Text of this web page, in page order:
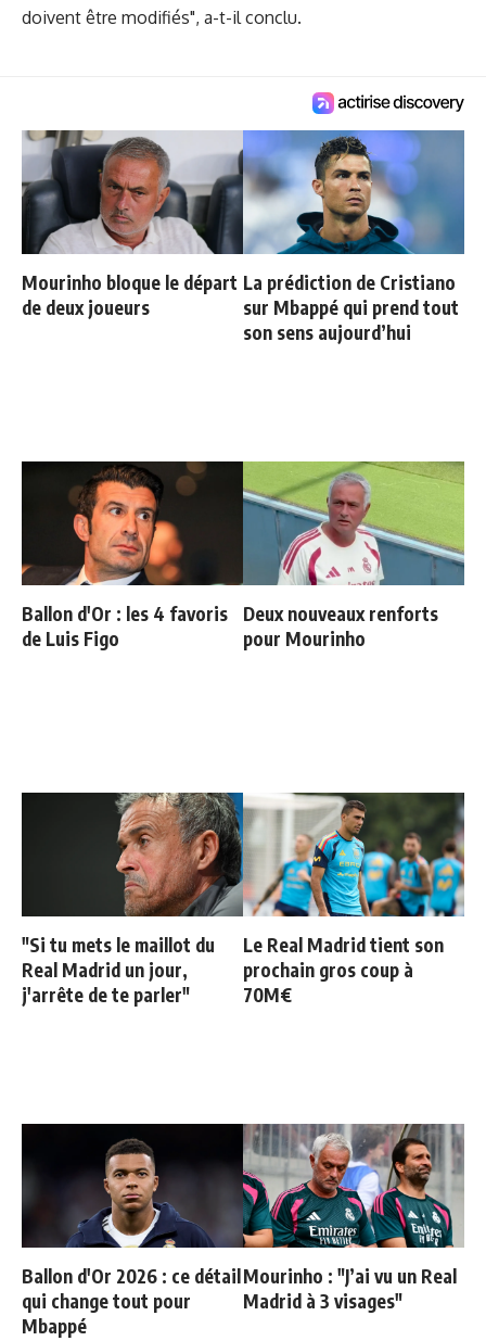
doivent être modifiés", a-t-il conclu.
Mourinho bloque le départ
de deux joueurs
La prédiction de Cristiano
sur Mbappé qui prend tout
son sens aujourd’hui
Ballon d'Or : les 4 favoris
de Luis Figo
Deux nouveaux renforts
pour Mourinho
"Si tu mets le maillot du
Real Madrid un jour,
j'arrête de te parler"
Le Real Madrid tient son
prochain gros coup à
70M€
Ballon d'Or 2026 : ce détail
qui change tout pour
Mbappé
Mourinho : "J’ai vu un Real
Madrid à 3 visages"